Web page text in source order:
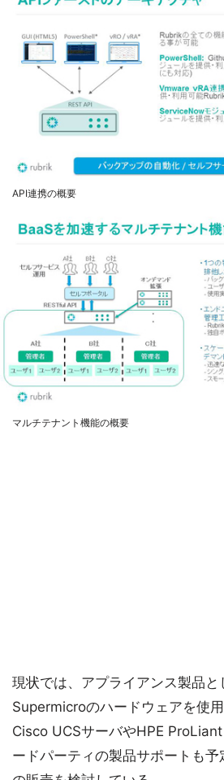
API連携の概要
マルチテナント機能の概要
現状では、アプライアンス製品と
Supermicroのハードウェアを使
Cisco UCSサーバやHPE
ードパーティの製品サポートも